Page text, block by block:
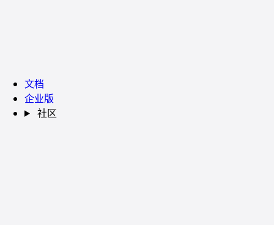
文档
企业版
社区